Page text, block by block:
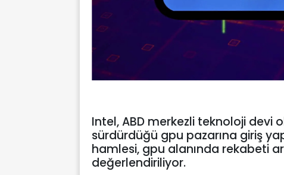
Intel, ABD merkezli teknoloji devi
sürdürdüğü gpu pazarına giriş
hamlesi, gpu alanında rekabeti
değerlendiriliyor.